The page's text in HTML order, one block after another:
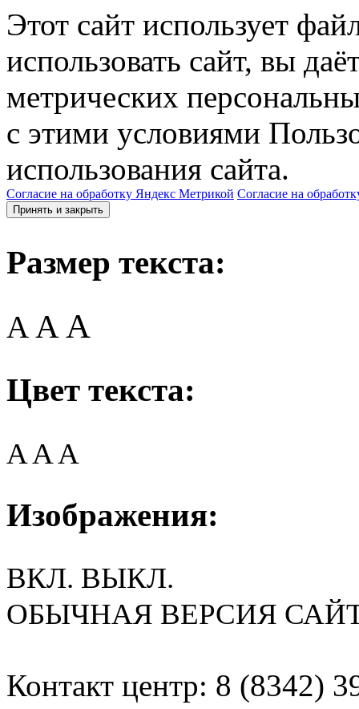
Этот сайт использует
использовать сайт, вы
метрических
с этими условиями
использования сайта.
Согласие на обработку Яндекс Метрикой Согласие на
Принять и закрыть
Размер текста:
A AA
Цвет текста:
AAA
Изображения:
ВКЛ. ВЫКЛ.
ОБЫЧНАЯ ВЕРСИЯ
Контакт центр: 8 (8342)